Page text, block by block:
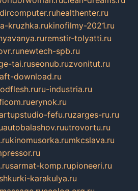
dircomputer.ruhealthenter.ru
kruzhka.rukinofilmy-2021.ru
remstir-tolyatti.ru
newtech-spb.ru
tai.ruseonub.ruzvonitut.ru
download.ru
ru-industria.ru
erynok.ru
fefu.ruzarges-ru.ru
autobalashov.ruutrovortu.ru
kinomusorka.rumkcslava.ru
sarmat-komp.rupioneeri.ru
shkurki-karakulya.ru